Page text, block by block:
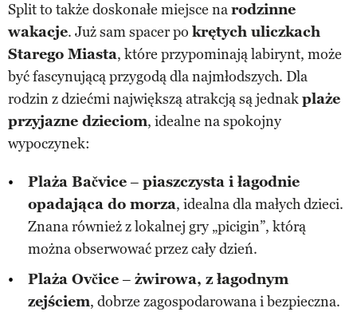
Split to także doskonałe miejsce narodzinne
wakacje. Już sam spacer po krętych uliczkach
Starego Miasta, które przypominają labirynt, może
być fascynującą przygodą dla najmłodszych. Dla
rodzin z dziećmi największą atrakcją są jednakplaże
przyjazne dzieciom, idealne na spokojny
wypoczynek:
Plaża Bačvice– piaszczysta i łagodnie
opadająca do morza, idealna dla małych dzieci.
Znana również z lokalnej gry „picigin”, którą
można obserwować przez cały dzień.
Plaża Ovčice– żwirowa, z łagodnym
zejściem, dobrze zagospodarowana i bezpieczna.